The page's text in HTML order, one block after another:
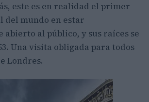
este es en realidad el primer
del mundo en estar
abierto al público, y sus raíces se
Una visita obligada para todos
Londres.